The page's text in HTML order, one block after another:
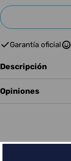
Garantía oficial
Descripción
Opiniones